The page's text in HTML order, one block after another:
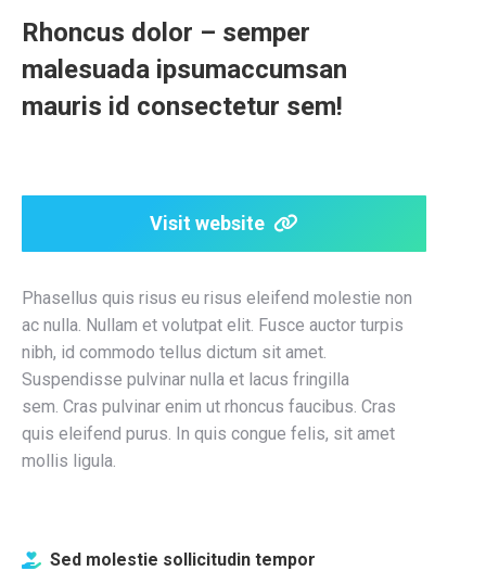
Rhoncus dolor – semper
malesuada ipsumaccumsan
mauris id consectetur sem!
Visit website
Phasellus quis risus eu risus eleifend molestie non
ac nulla. Nullam et volutpat elit. Fusce auctor turpis
nibh, id commodo tellus dictum sit amet.
Suspendisse pulvinar nulla et lacus fringilla
sem. Cras pulvinar enim ut rhoncus faucibus. Cras
quis eleifend purus. In quis congue felis, sit amet
mollis ligula.
Sed molestie sollicitudin tempor